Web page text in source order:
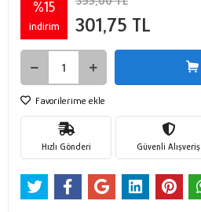
%15
indirim 301,75 TL
Favorilerime ekle
Hızlı Gönderi Güvenli Alışveriş